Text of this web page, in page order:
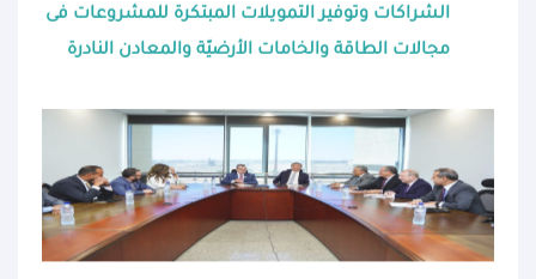
الشراكات وتوفير التمويلات المبتكرة للمشروعات فى
مجالات الطاقة والخامات الأرضيّة والمعادن النادرة